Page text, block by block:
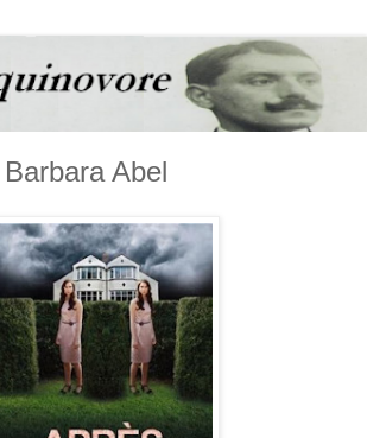
Abel